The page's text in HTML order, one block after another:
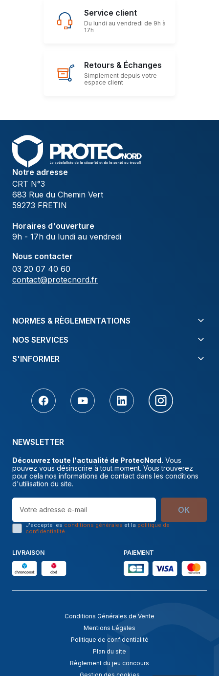
Service client
Du lundi au vendredi de 9h à
17h
Retours & Échanges
Simplement depuis votre
espace client
Notre adresse
CRT N°3
683 Rue du Chemin Vert
59273 FRETIN
Horaires d'ouverture
9h - 17h du lundi au vendredi
Nous contacter
03 20 07 40 60
contact@protecnord.fr
NORMES & RÈGLEMENTATIONS
NOS SERVICES
S'INFORMER
NEWSLETTER
Découvrez toute l'actualité de ProtecNord. Vous
pouvez vous désinscrire à tout moment. Vous trouverez
pour cela nos informations de contact dans les conditions
d'utilisation du site.
OK
J'accepte les conditions générales et la politique de
confidentialité
LIVRAISON PAIEMENT
Conditions Générales de Vente
Mentions Légales
Politique de confidentialité
Plan du site
Règlement du jeu concours